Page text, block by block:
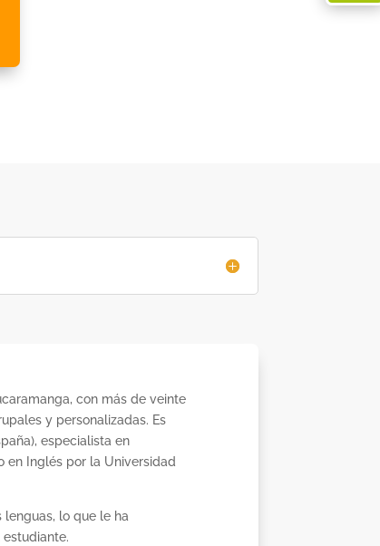
con más de veinte
y personalizadas. Es
especialista en
en Inglés por la Universidad
lo que le ha